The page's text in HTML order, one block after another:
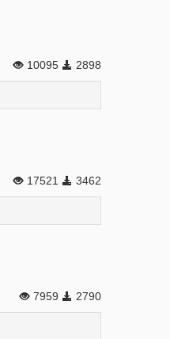
10095 2898
17521 3462
7959 2790